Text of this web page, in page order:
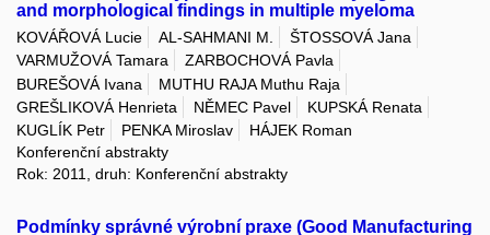
and morphological findings in multiple myeloma
KOVÁŘOVÁ Lucie AL-SAHMANI M.
ŠTOSSOVÁ Jana
VARMUŽOVÁ Tamara
ZARBOCHOVÁ Pavla
BUREŠOVÁ Ivana
MUTHU RAJA Muthu Raja
GREŠLIKOVÁ Henrieta
NĚMEC Pavel
KUPSKÁ Renata
KUGLÍK Petr
PENKA Miroslav
HÁJEK Roman
Konferenční abstrakty
Rok: 2011, druh: Konferenční abstrakty
Podmínky správné výrobní praxe (Good Manufacturing